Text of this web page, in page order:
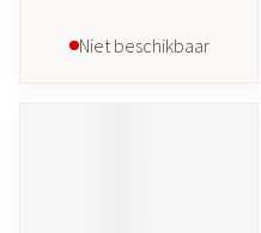
Niet beschikbaar